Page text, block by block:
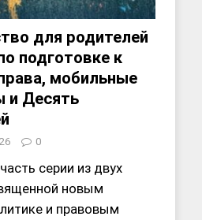
для родителей
подготовке к
мобильные
и Десять
0
серии из двух
новым
и правовым